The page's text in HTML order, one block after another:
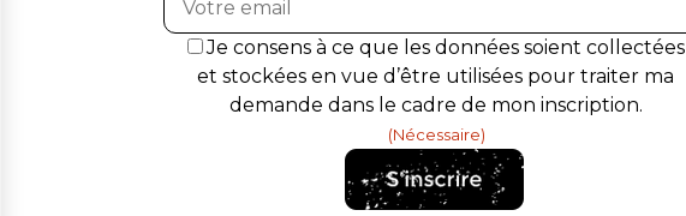
RGPD
(Nécessaire)
Je consens à ce que les données soient collectées
et stockées en vue d’être utilisées pour traiter ma
demande dans le cadre de mon inscription.
(Nécessaire)